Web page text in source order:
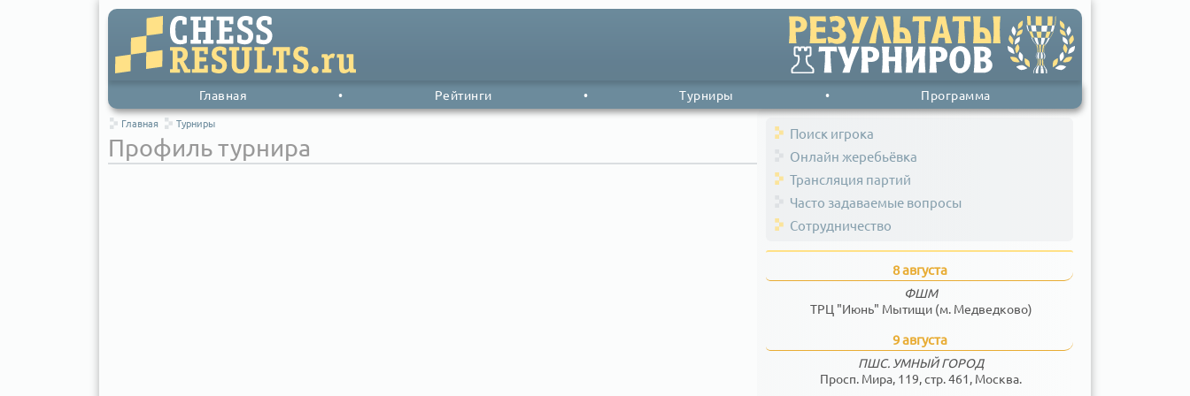
Главная • Рейтинги • Турниры • Программа
Главная Турниры
Профиль турнира
Поиск игрока
Онлайн жеребьёвка
Трансляция партий
Часто задаваемые вопросы
Сотрудничество
8 августа
ФШМ
ТРЦ "Июнь" Мытищи (м. Медведково)
9 августа
ПШС. УМНЫЙ ГОРОД
Просп. Мира, 119, стр. 461, Москва.